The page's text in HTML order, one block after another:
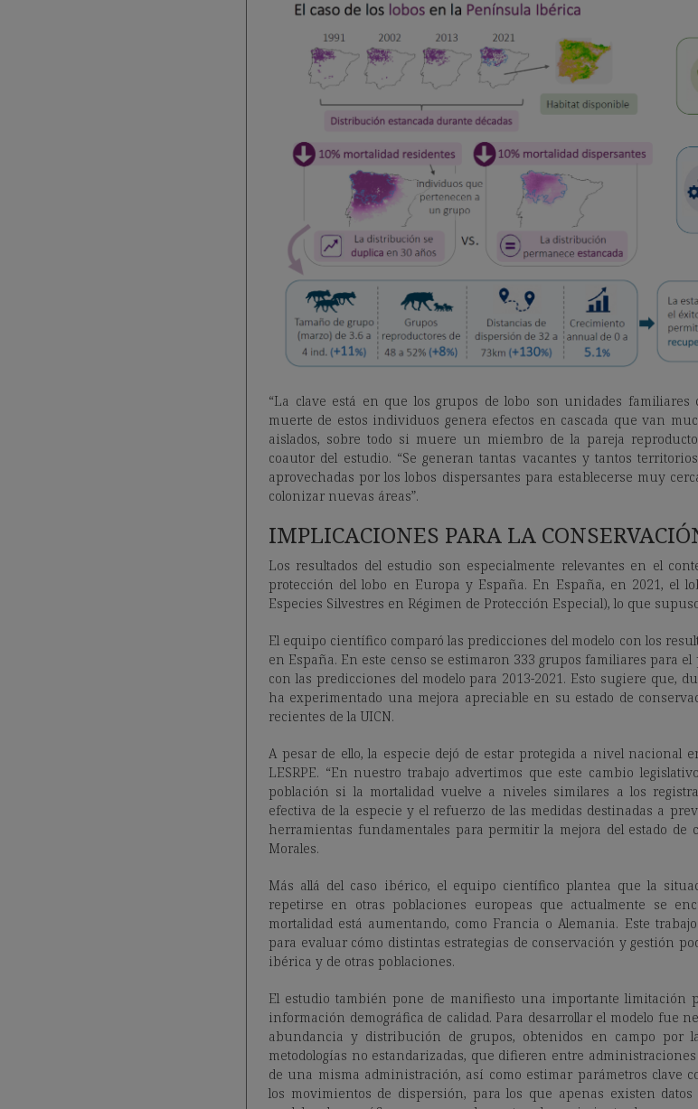
“La clave está en que los grupos de lobo son unidades
muerte de estos individuos genera efectos en cascada que van
aislados, sobre todo si muere un miembro de la pareja
coautor del estudio. “Se generan tantas vacantes y tantos
aprovechadas por los lobos dispersantes para establecerse muy
colonizar nuevas áreas”.
IMPLICACIONES PARA LA
Los resultados del estudio son especialmente relevantes en el
protección del lobo en Europa y España. En España, en 2021, el
Especies Silvestres en Régimen de Protección Especial), lo que
El equipo científico comparó las predicciones del modelo con los
en España. En este censo se estimaron 333 grupos familiares para
con las predicciones del modelo para 2013-2021. Esto sugiere que,
ha experimentado una mejora apreciable en su estado de
recientes de la UICN.
A pesar de ello, la especie dejó de estar protegida a nivel nacional
LESRPE. “En nuestro trabajo advertimos que este cambio
población si la mortalidad vuelve a niveles similares a los
efectiva de la especie y el refuerzo de las medidas destinadas a
herramientas fundamentales para permitir la mejora del estado de
Morales.
Más allá del caso ibérico, el equipo científico plantea que la
repetirse en otras poblaciones europeas que actualmente se
mortalidad está aumentando, como Francia o Alemania. Este
para evaluar cómo distintas estrategias de conservación y gestión
ibérica y de otras poblaciones.
El estudio también pone de manifiesto una importante limitación
información demográfica de calidad. Para desarrollar el modelo fue
abundancia y distribución de grupos, obtenidos en campo por
metodologías no estandarizadas, que difieren entre
de una misma administración, así como estimar parámetros clave
los movimientos de dispersión, para los que apenas existen